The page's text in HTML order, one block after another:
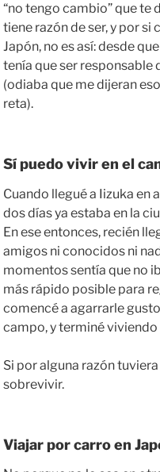
“no tengo cambio” que te
tiene razón de ser, y por si
Japón, no es así: desde
tenía que ser responsable
(odiaba que me dijeran
reta).
Sí puedo vivir en el
Cuando llegué a Iizuka en
dos días ya estaba en la
En ese entonces, recién
amigos ni conocidos ni
momentos sentía que no
más rápido posible para
comencé a agarrarle
campo, y terminé
Si por alguna razón
sobrevivir.
Viajar por carro en